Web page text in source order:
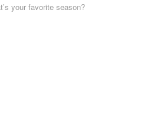
your favorite season?